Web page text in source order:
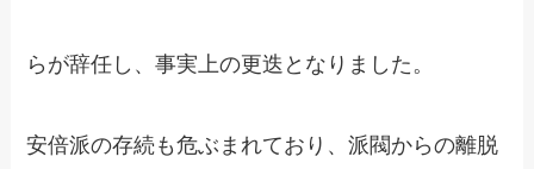
らが辞任し、事実上の更迭となりました。
安倍派の存続も危ぶまれており、派閥からの離脱